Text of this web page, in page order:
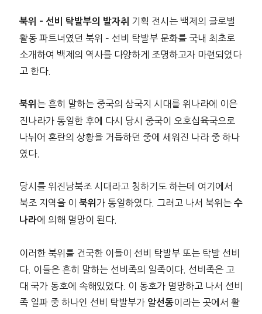
북위 – 선비 탁발부의 발자취 기획 전시는 백제의 글로벌
활동 파트너였던 북위 – 선비 탁발부 문화를 국내 최초로
소개하여 백제의 역사를 다양하게 조명하고자 마련되었다
고 한다.
북위 는 흔히 말하는 중국의 삼국지 시대를 위나라에 이은
진나라가 통일한 후에 다시 당시 중국이 오호십육국으로
나뉘어 혼란의 상황을 거듭하던 중에 세워진 나라 중 하나
였다.
당시를 위진남북조 시대라고 칭하기도 하는데 여기에서
북조 지역을 이 북위 가 통일하였다. 그러고 나서 북위는 수
나라에 의해 멸망이 된다.
이러한 북위를 건국한 이들이 선비 탁발부 또는 탁발 선비
다. 이들은 흔히 말하는 선비족의 일족이다. 선비족은 고
대 국가 동호에 속해있었다. 이 동호가 멸망하고 나서 선비
족 일파 중 하나인 선비 탁발부가 알선동이라는 곳에서 활